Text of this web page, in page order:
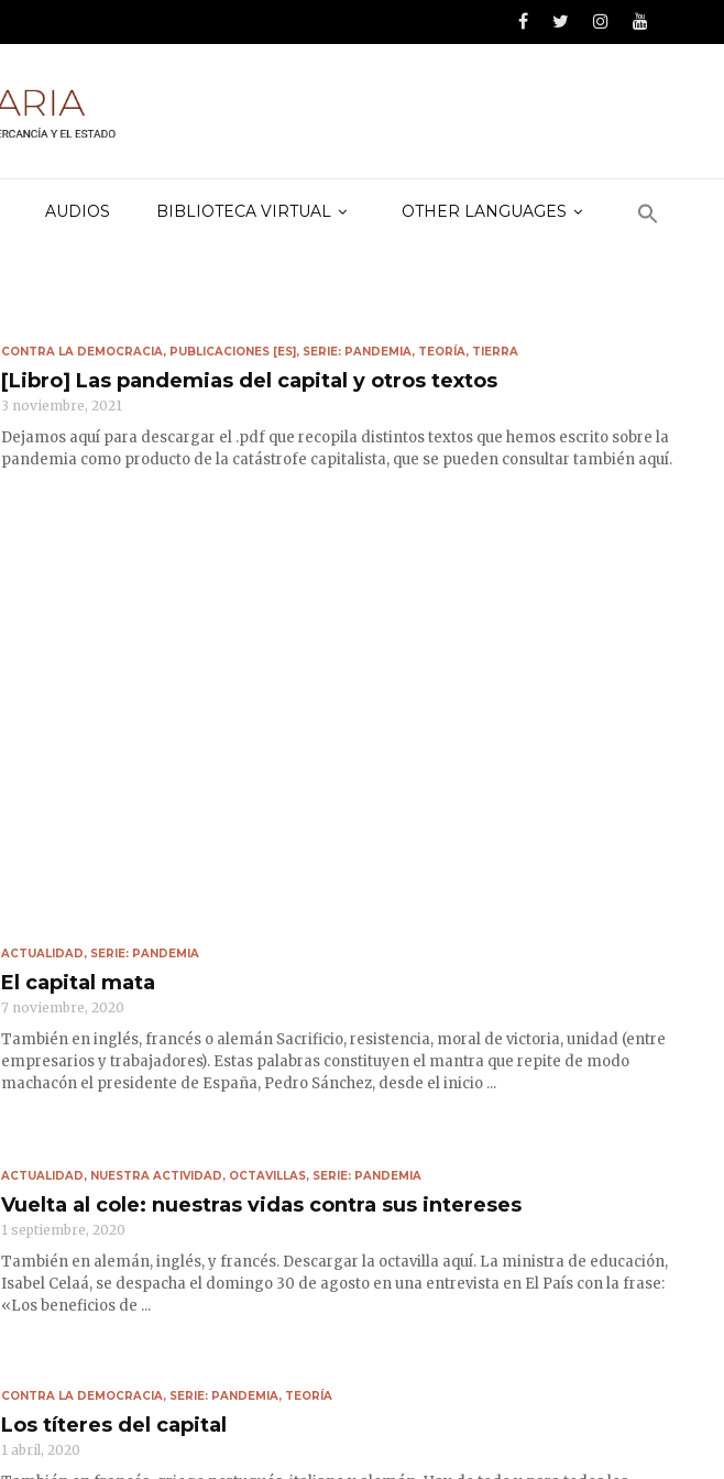
AUDIOS BIBLIOTECA VIRTUAL OTHER LANGUAGES
CONTRA LA DEMOCRACIA, PUBLICACIONES [ES], SERIE: PANDEMIA, TEORÍA, TIERRA
[Libro] Las pandemias del capital y otros textos
3 noviembre, 2021
Dejamos aquí para descargar el .pdf que recopila distintos textos que hemos escrito sobre la
pandemia como producto de la catástrofe capitalista, que se pueden consultar también aquí.
ACTUALIDAD, SERIE: PANDEMIA
El capital mata
7 noviembre, 2020
También en inglés, francés o alemán Sacrificio, resistencia, moral de victoria, unidad (entre
empresarios y trabajadores). Estas palabras constituyen el mantra que repite de modo
machacón el presidente de España, Pedro Sánchez, desde el inicio ...
ACTUALIDAD, NUESTRA ACTIVIDAD, OCTAVILLAS, SERIE: PANDEMIA
Vuelta al cole: nuestras vidas contra sus intereses
1 septiembre, 2020
También en alemán, inglés, y francés. Descargar la octavilla aquí. La ministra de educación,
Isabel Celaá, se despacha el domingo 30 de agosto en una entrevista en El País con la frase:
«Los beneficios de ...
CONTRA LA DEMOCRACIA, SERIE: PANDEMIA, TEORÍA
Los títeres del capital
1 abril, 2020